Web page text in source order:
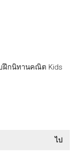
ฝึกนิทานคณิต Kids
ไป